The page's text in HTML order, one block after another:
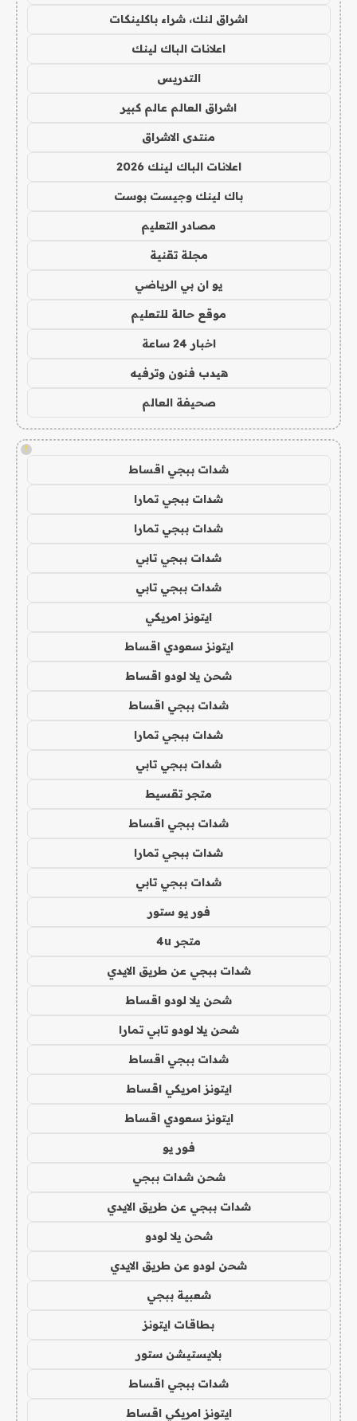
اشراق لنك، شراء باكلينكات
اعلانات الباك لينك
التدريس
اشراق العالم عالم كبير
منتدى الاشراق
اعلانات الباك لينك 2026
باك لينك وجيست بوست
مصادر التعليم
مجلة تقنية
يو ان بي الرياضي
موقع حالة للتعليم
اخبار 24 ساعة
هيدب فنون وترفيه
صحيفة العالم
!
شدات ببجي اقساط
شدات ببجي تمارا
شدات ببجي تمارا
شدات ببجي تابي
شدات ببجي تابي
ايتونز امريكي
ايتونز سعودي اقساط
شحن يلا لودو اقساط
شدات ببجي اقساط
شدات ببجي تمارا
شدات ببجي تابي
متجر تقسيط
شدات ببجي اقساط
شدات ببجي تمارا
شدات ببجي تابي
فور يو ستور
متجر 4u
شدات ببجي عن طريق الايدي
شحن يلا لودو اقساط
شحن يلا لودو تابي تمارا
شدات ببجي اقساط
ايتونز امريكي اقساط
ايتونز سعودي اقساط
فور يو
شحن شدات ببجي
شدات ببجي عن طريق الايدي
شحن يلا لودو
شحن لودو عن طريق الايدي
شعبية ببجي
بطاقات ايتونز
بلايستيشن ستور
شدات ببجي اقساط
ايتونز امريكي اقساط